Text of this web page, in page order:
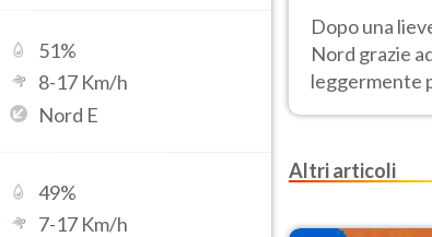
51%
8-17 Km/h
Nord E
49%
7-17 Km/h
Dopo una
Nord grazie
leggermente
nuovo
Altri articoli